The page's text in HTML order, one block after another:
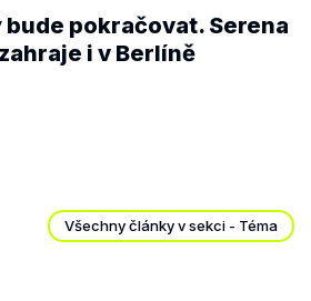
pokračovat. Serena
i v Berlíně
Všechny články v sekci - Téma